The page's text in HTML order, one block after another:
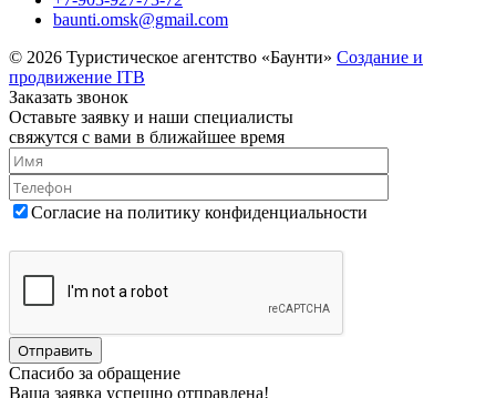
baunti.omsk@gmail.com
© 2026 Туристическое агентство «Баунти» Создание и
продвижение ITB
Заказать звонок
Оставьте заявку и наши специалисты
свяжутся с вами в ближайшее время
Согласие на политику конфиденциальности
Спасибо за обращение
Ваша заявка успешно отправлена!